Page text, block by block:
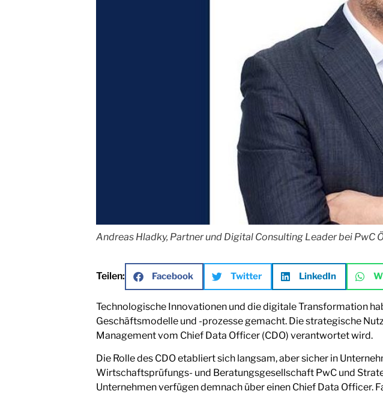
Andreas Hladky, Partner und Digital Consulting Leader bei PwC
Teilen: Facebook Twitter LinkedIn
Technologische Innovationen und die digitale Transformation
Geschäftsmodelle und -prozesse gemacht. Die strategische
Management vom Chief Data Officer (CDO) verantwortet wird.
Die Rolle des CDO etabliert sich langsam, aber sicher in
Wirtschaftsprüfungs- und Beratungsgesellschaft PwC und
Unternehmen verfügen demnach über einen Chief Data Officer.